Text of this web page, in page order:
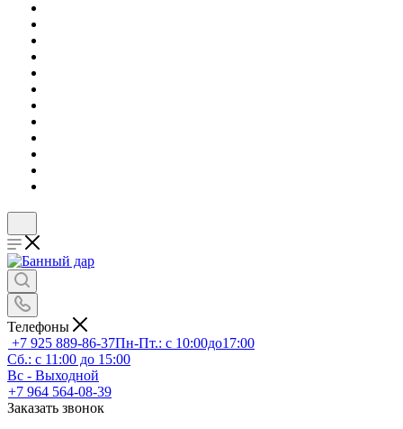
Телефоны
+7 925 889-86-37Пн-Пт.: с 10:00до17:00
Сб.: с 11:00 до 15:00
Вс - Выходной
+7 964 564-08-39
Заказать звонок